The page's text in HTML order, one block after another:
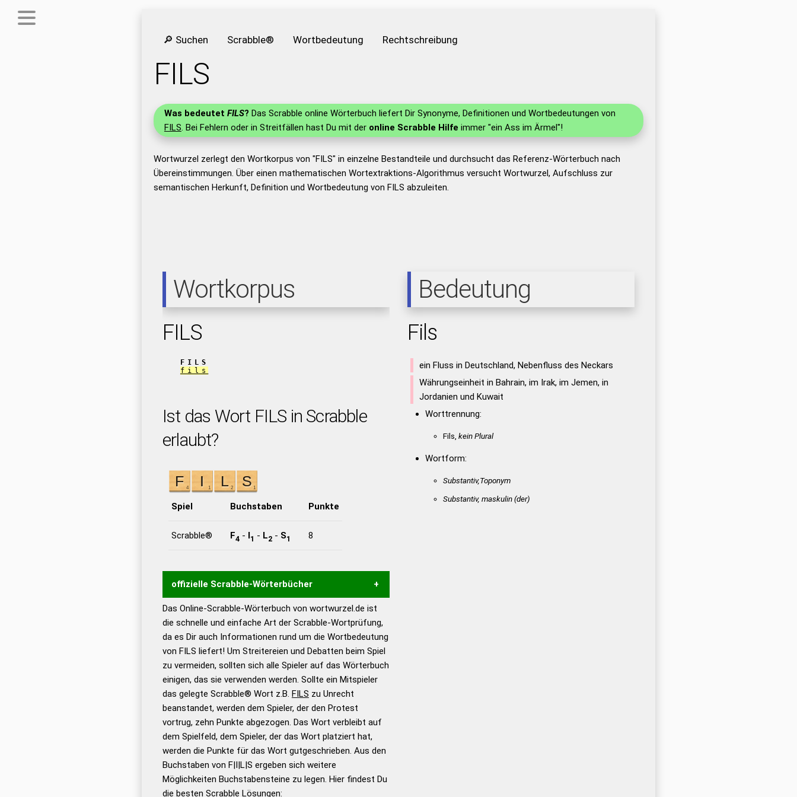
🔎 Suchen Scrabble® Wortbedeutung Rechtschreibung
FILS
Was bedeutet FILS? Das Scrabble online Wörterbuch liefert Dir Synonyme, Definitionen und Wortbedeutungen von
FILS. Bei Fehlern oder in Streitfällen hast Du mit der online Scrabble Hilfe immer "ein Ass im Ärmel"!
Wortwurzel zerlegt den Wortkorpus von "FILS" in einzelne Bestandteile und durchsucht das Referenz-Wörterbuch nach
Übereinstimmungen. Über einen mathematischen Wortextraktions-Algorithmus versucht Wortwurzel, Aufschluss zur
semantischen Herkunft, Definition und Wortbedeutung von FILS abzuleiten.
Wortkorpus
FILS
FILS
fils
Ist das Wort FILS in Scrabble
erlaubt?
Spiel Buchstaben Punkte
Scrabble® F4 - I1 - L2- S1 8
offizielle Scrabble-Wörterbücher
Wortwurzel liefert mit Hilfe eines semantischen
Wortanalyse-Algorithmus gute Anhaltspunkte zu
Wortbedeutung, Worttrennung und Wortform, um die
Gültigkeit eines Wortes für das Scrabble-Spiel zu
bestimmen!
zugelassene Turnier Scrabble-
Wörterbücher sind:
Duden – Standardwerk in 12
Bänden
Duden – Richtiges und gutes
Deutsch
Duden – Die deutsche Grammatik
Das Online-Scrabble-Wörterbuch von wortwurzel.de ist
die schnelle und einfache Art der Scrabble-Wortprüfung,
da es Dir auch Informationen rund um die Wortbedeutung
von FILS liefert! Um Streitereien und Debatten beim Spiel
zu vermeiden, sollten sich alle Spieler auf das Wörterbuch
einigen, das sie verwenden werden. Sollte ein Mitspieler
das gelegte Scrabble® Wort z.B. FILS zu Unrecht
beanstandet, werden dem Spieler, der den Protest
vortrug, zehn Punkte abgezogen. Das Wort verbleibt auf
dem Spielfeld, dem Spieler, der das Wort platziert hat,
werden die Punkte für das Wort gutgeschrieben. Aus den
Buchstaben von F|I|L|S ergeben sich weitere
Möglichkeiten Buchstabensteine zu legen. Hier findest Du
die besten Scrabble Lösungen:
Bedeutung
Fils
ein Fluss in Deutschland, Nebenfluss des Neckars
Währungseinheit in Bahrain, im Irak, im Jemen, in
Jordanien und Kuwait
Worttrennung:
Fils, kein Plural
Wortform:
Substantiv,Toponym
Substantiv, maskulin(der)